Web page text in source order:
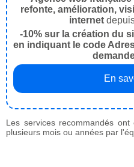
refonte, amélioration,
internet
-10% sur la création du
en indiquant le code
En
Les services recommandés
plusieurs mois ou années par